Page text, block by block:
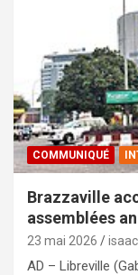
COMMUNIQUÉ
Brazzaville
assemblées
23 mai 2026 isaac
AD – Libreville